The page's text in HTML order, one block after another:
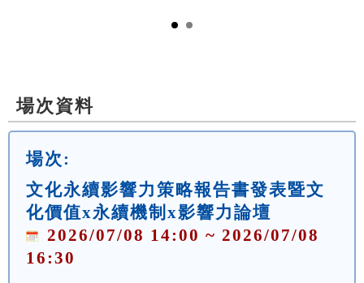
場次資料
場次:
文化永續影響力策略報告書發表暨文
化價值x永續機制x影響力論壇
2026/07/08 14:00 ~ 2026/07/08
16:30